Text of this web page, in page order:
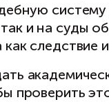
систему
и на суды
как
проверить